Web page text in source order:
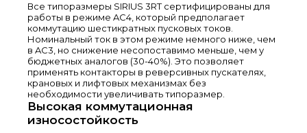
Все типоразмеры SIRIUS 3RT сертифицированы для
работы в режиме AC4, который предполагает
коммутацию шестикратных пусковых токов.
Номинальный ток в этом режиме немного ниже, чем
в AC3, но снижение несопоставимо меньше, чем у
бюджетных аналогов (30-40%). Это позволяет
применять контакторы в реверсивных пускателях,
крановых и лифтовых механизмах без
необходимости увеличивать типоразмер.
Высокая коммутационная
износостойкость